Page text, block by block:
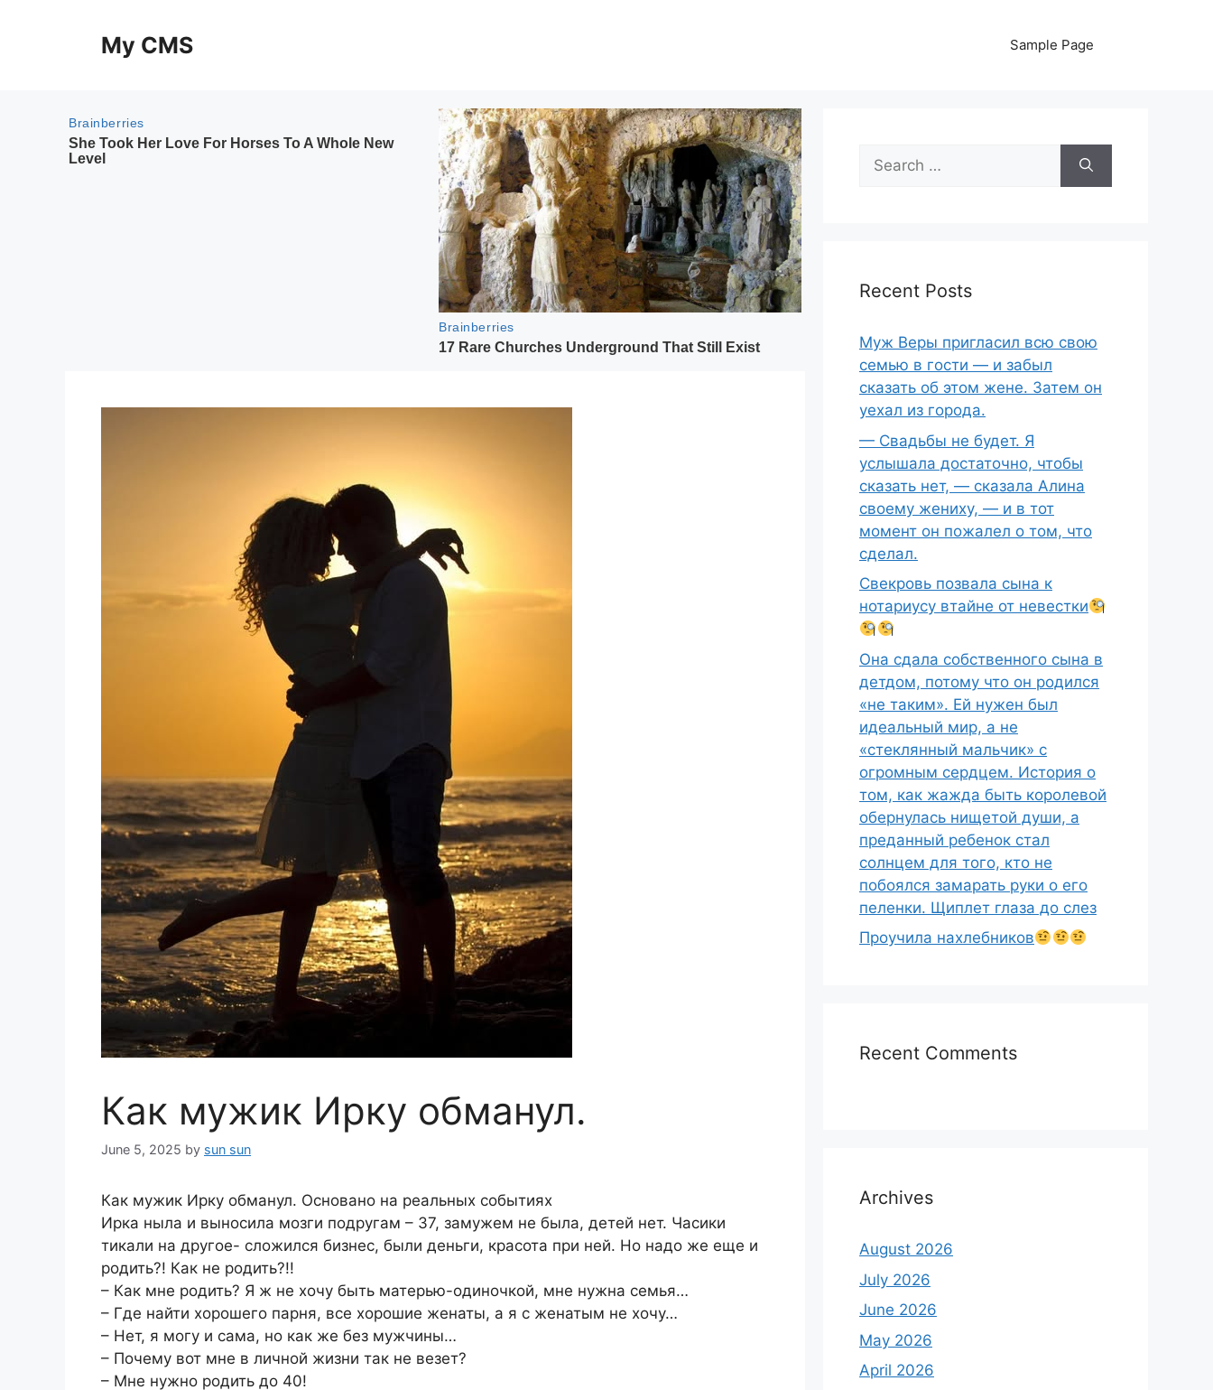
My CMS Sample Page
Как мужик Ирку обманул.
June 5, 2025 by sun sun
Как мужик Ирку обманул. Основано на реальных событиях
Ирка ныла и выносила мозги подругам – 37, замужем не была, детей нет. Часики
тикали на другое- сложился бизнес, были деньги, красота при ней. Но надо же еще и
родить?! Как не родить?!!
– Как мне родить? Я ж не хочу быть матерью-одиночкой, мне нужна семья…
– Где найти хорошего парня, все хорошие женаты, а я с женатым не хочу…
– Нет, я могу и сама, но как же без мужчины…
– Почему вот мне в личной жизни так не везет?
– Мне нужно родить до 40!
Search
for:
Recent Posts
Муж Веры пригласил всю свою
семью в гости — и забыл
сказать об этом жене. Затем он
уехал из города.
— Свадьбы не будет. Я
услышала достаточно, чтобы
сказать нет, — сказала Алина
своему жениху, — и в тот
момент он пожалел о том, что
сделал.
Свекровь позвала сына к
нотариусу втайне от невестки
Она сдала собственного сына в
детдом, потому что он родился
«не таким». Ей нужен был
идеальный мир, а не
«стеклянный мальчик» с
огромным сердцем. История о
том, как жажда быть королевой
обернулась нищетой души, а
преданный ребенок стал
солнцем для того, кто не
побоялся замарать руки о его
пеленки. Щиплет глаза до слез
Проучила нахлебников
Recent Comments
Archives
August 2026
July 2026
June 2026
May 2026
April 2026